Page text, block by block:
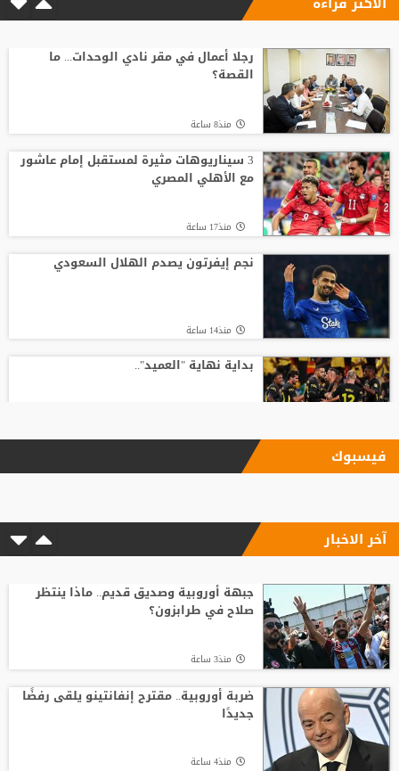
رجلا أعمال في مقر نادي الوحدات... ما
القصة؟
منذ8 ساعة
3 سيناريوهات مثيرة لمستقبل إمام عاشور
مع الأهلي المصري
منذ17 ساعة
نجم إيفرتون يصدم الهلال السعودي
منذ14 ساعة
بداية نهاية "العميد"..
بأرقام استثنائية.. هل يكون كوبارسي
سعودي !!
قنبلة في ميركاتو الهلال.. عرض رسمي يُربك
حسابات مالكوم!
فيسبوك
آخر الاخبار
جبهة أوروبية وصديق قديم.. ماذا ينتظر
صلاح في طرابزون؟
منذ3 ساعة
ضربة أوروبية.. مقترح إنفانتينو يلقى رفضًا
جديدًا
منذ4 ساعة